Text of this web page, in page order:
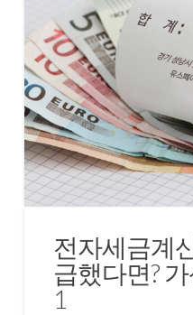
전자세금계
급했다면?
1